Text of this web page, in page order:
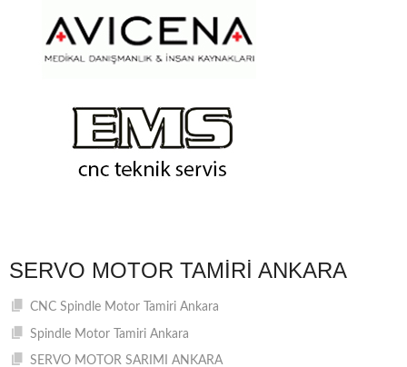
SERVO MOTOR TAMIRI ANKARA
CNC Spindle Motor Tamiri Ankara
Spindle Motor Tamiri Ankara
SERVO MOTOR SARIMI ANKARA